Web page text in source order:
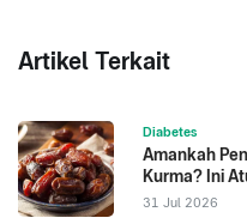
Artikel Terkait
Diabetes
Amankah
Kurma? Ini
31 Jul 2026